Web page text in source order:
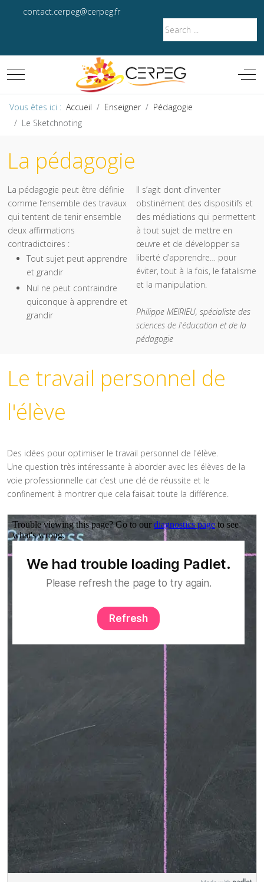
contact.cerpeg@cerpeg.fr
Mobile Menu Toggle Off-
Vous êtes ici : Accueil Enseigner
Pédagogie
Le Sketchnoting
La pédagogie
La pédagogie peut être définie
comme l’ensemble des travaux
qui tentent de tenir ensemble
deux affirmations
contradictoires :
Tout sujet peut apprendre
et grandir
Nul ne peut contraindre
quiconque à apprendre et
grandir
Il s’agit dont d’inventer
obstinément des dispositifs et
des médiations qui permettent
à tout sujet de mettre en
œuvre et de développer sa
liberté d’apprendre… pour
éviter, tout à la fois, le fatalisme
et la manipulation.
Philippe MEIRIEU, spécialiste des
sciences de l'éducation et de la
pédagogie
Le travail personnel de
l'élève
Des idées pour optimiser le travail personnel de l'élève.
Une question très intéressante à aborder avec les élèves de la
voie professionnelle car c’est une clé de réussite et le
confinement à montrer que cela faisait toute la différence.